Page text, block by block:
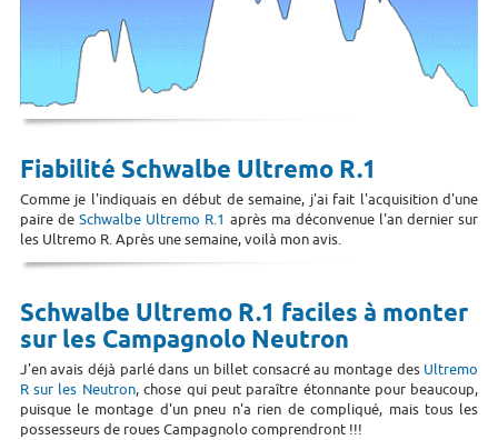
Fiabilité Schwalbe Ultremo R.1
Comme je l'indiquais en début de semaine, j'ai fait l'acquisition d'une
paire de Schwalbe Ultremo R.1 après ma déconvenue l'an dernier sur
les Ultremo R. Après une semaine, voilà mon avis.
Schwalbe Ultremo R.1 faciles à monter
sur les Campagnolo Neutron
J'en avais déjà parlé dans un billet consacré au montage des Ultremo
R sur les Neutron, chose qui peut paraître étonnante pour beaucoup,
puisque le montage d'un pneu n'a rien de compliqué, mais tous les
possesseurs de roues Campagnolo comprendront !!!